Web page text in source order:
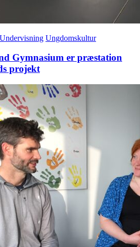
Undervisning Ungdomskultur
Gymnasium er præstation
projekt